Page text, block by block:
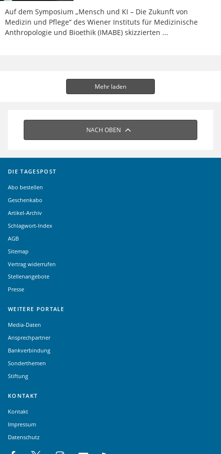
Auf dem Symposium „Mensch und KI – Die Zukunft von
Medizin und Pflege“ des Wiener Instituts für Medizinische
Anthropologie und Bioethik (IMABE) skizzierten ...
Mehr laden
NACH OBEN
DIE TAGESPOST
Abo bestellen
Geschenkabo
Artikel-Archiv
Schlagwort-Index
AGB
Sitemap
Vertrag widerrufen
Stellenangebote
Presse
WEITERE PORTALE
Media-Daten
Ansprechpartner
Bankverbindung
Sonderthemen
Stiftung
KONTAKT
Kontakt
Impressum
Datenschutz